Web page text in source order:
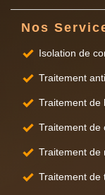
Nos
Isolation de
Traitement
Traitement de
Traitement de
Traitement de
Traitement de